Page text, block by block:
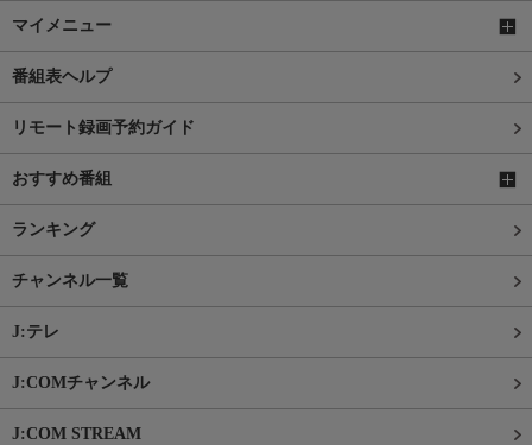
マイメニュー
番組表ヘルプ
リモート録画予約ガイド
おすすめ番組
ランキング
チャンネル一覧
J:テレ
J:COMチャンネル
J:COM STREAM